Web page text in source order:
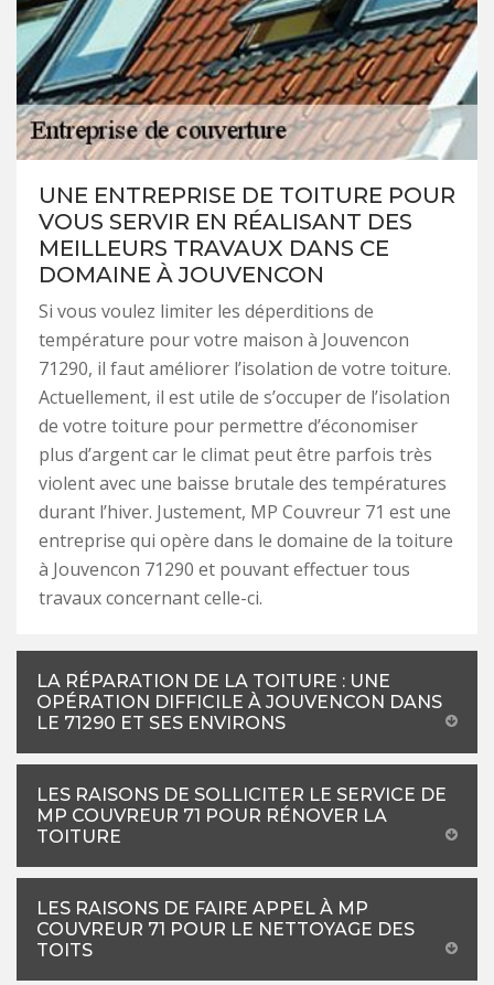
UNE ENTREPRISE DE TOITURE POUR
VOUS SERVIR EN RÉALISANT DES
MEILLEURS TRAVAUX DANS CE
DOMAINE À JOUVENCON
Si vous voulez limiter les déperditions de
température pour votre maison à Jouvencon
71290, il faut améliorer l’isolation de votre toiture.
Actuellement, il est utile de s’occuper de l’isolation
de votre toiture pour permettre d’économiser
plus d’argent car le climat peut être parfois très
violent avec une baisse brutale des températures
durant l’hiver. Justement, MP Couvreur 71 est une
entreprise qui opère dans le domaine de la toiture
à Jouvencon 71290 et pouvant effectuer tous
travaux concernant celle-ci.
LA RÉPARATION DE LA TOITURE : UNE
OPÉRATION DIFFICILE À JOUVENCON DANS
LE 71290 ET SES ENVIRONS
LES RAISONS DE SOLLICITER LE SERVICE DE
MP COUVREUR 71 POUR RÉNOVER LA
TOITURE
LES RAISONS DE FAIRE APPEL À MP
COUVREUR 71 POUR LE NETTOYAGE DES
TOITS